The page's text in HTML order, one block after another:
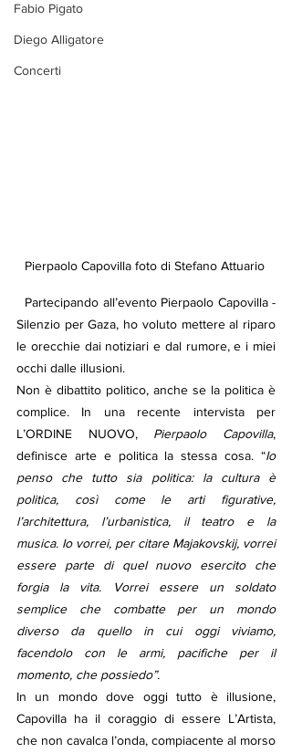
Fabio Pigato
Diego Alligatore
Concerti
Pierpaolo Capovilla foto di Stefano Attuario
Silenzio per Gaza, ho voluto mettere al riparo
le orecchie dai notiziari e dal rumore, e i miei
occhi dalle illusioni.
Non è dibattito politico, anche se la politica è
complice. In una recente intervista per
L’ORDINE NUOVO, Pierpaolo Capovilla,
definisce arte e politica la stessa cosa. “Io
penso che tutto sia politica: la cultura è
politica, così come le arti figurative,
l’architettura, l’urbanistica, il teatro e la
musica. Io vorrei, per citare Majakovskij, vorrei
essere parte di quel nuovo esercito che
forgia la vita. Vorrei essere un soldato
semplice che combatte per un mondo
diverso da quello in cui oggi viviamo,
facendolo con le armi, pacifiche per il
momento, che possiedo”.
In un mondo dove oggi tutto è illusione,
Capovilla ha il coraggio di essere L’Artista,
che non cavalca l’onda, compiacente al morso